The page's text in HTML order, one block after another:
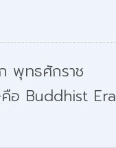
พุทธศักราช
อ Buddhist